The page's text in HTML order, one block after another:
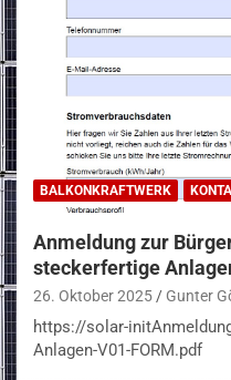
BALKONKRAFTWERK
Anmeldung zur
steckerfertige
26. Oktober 2025 Gunter
https://solar-
Anlagen-V01-FORM.pdf